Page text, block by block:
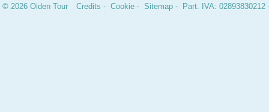
© 2026 Oiden Tour Credits -Cookie -Sitemap - Part. IVA: 02893830212